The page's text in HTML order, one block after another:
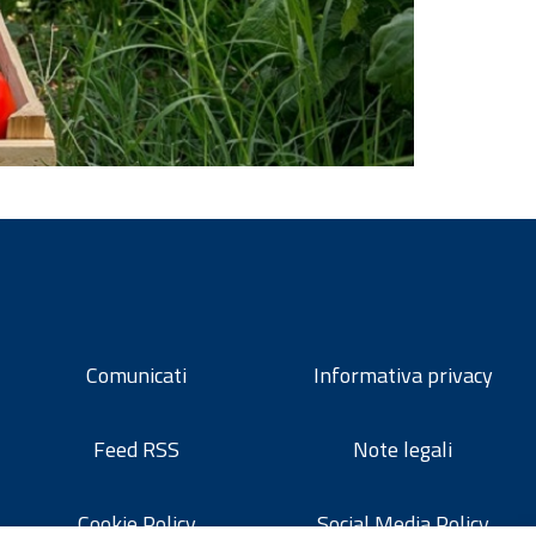
Comunicati
Feed RSS
Cookie Policy
Informativa privacy
Note legali
Social Media Policy